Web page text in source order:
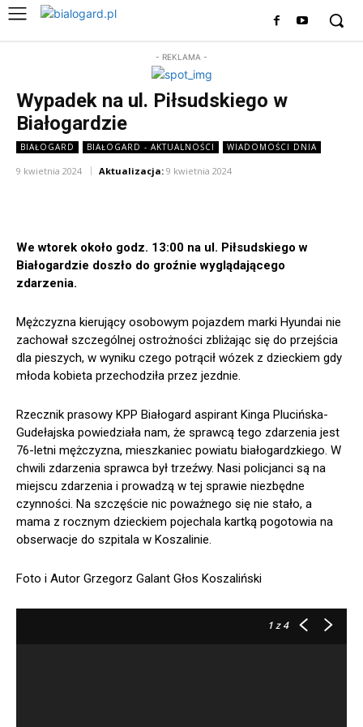
- REKLAMA -
Wypadek na ul. Piłsudskiego w
Białogardzie
BIAŁOGARD BIAŁOGARD - AKTUALNOŚCI WIADOMOŚCI DNIA
9 kwietnia 2024 Aktualizacja: 9 kwietnia 2024
We wtorek około godz. 13:00 na ul. Piłsudskiego w
Białogardzie doszło do groźnie wyglądającego
zdarzenia.
Mężczyzna kierujący osobowym pojazdem marki Hyundai nie
zachował szczególnej ostrożności zbliżając się do przejścia
dla pieszych, w wyniku czego potrącił wózek z dzieckiem gdy
młoda kobieta przechodziła przez jezdnie.
Rzecznik prasowy KPP Białogard aspirant Kinga Plucińska-
Gudełajska powiedziała nam, że sprawcą tego zdarzenia jest
76-letni mężczyzna, mieszkaniec powiatu białogardzkiego. W
chwili zdarzenia sprawca był trzeźwy. Nasi policjanci są na
miejscu zdarzenia i prowadzą w tej sprawie niezbędne
czynności. Na szczęście nic poważnego się nie stało, a
mama z rocznym dzieckiem pojechala kartką pogotowia na
obserwacje do szpitala w Koszalinie.
Foto i Autor Grzegorz Galant Głos Koszaliński
1z 4